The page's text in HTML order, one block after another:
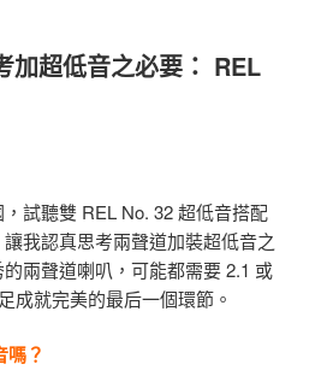
加超低音之必要： REL
試聽雙 REL No. 32 超低音搭配
我認真思考兩聲道加裝超低音之
兩聲道喇叭，可能都需要 2.1 或
成就完美的最后一個環節。
？